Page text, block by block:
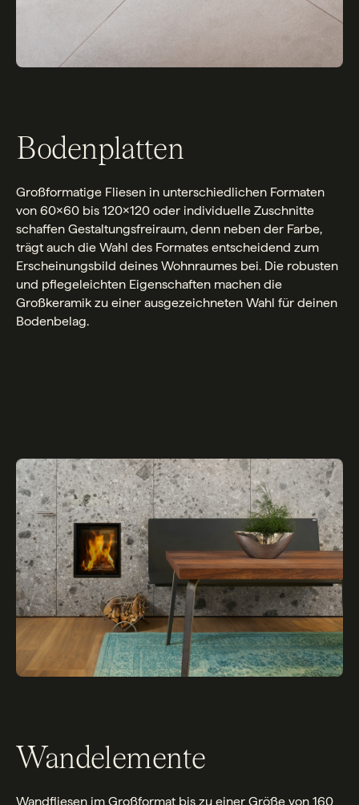
Bodenplatten
Großformatige Fliesen in unterschiedlichen Formaten
von 60×60 bis 120×120 oder individuelle Zuschnitte
schaffen Gestaltungsfreiraum, denn neben der Farbe,
trägt auch die Wahl des Formates entscheidend zum
Erscheinungsbild deines Wohnraumes bei. Die robusten
und pflegeleichten Eigenschaften machen die
Großkeramik zu einer ausgezeichneten Wahl für deinen
Bodenbelag.
Wandelemente
Wandfliesen im Großformat bis zu einer Größe von 160